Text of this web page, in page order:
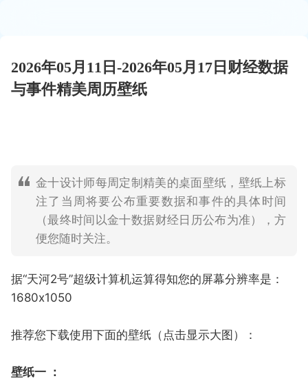
2026年05月11日-2026年05月17日财经数据
与事件精美周历壁纸
金十设计师每周定制精美的桌面壁纸，壁纸上标
注了当周将要公布重要数据和事件的具体时间
（最终时间以金十数据财经日历公布为准），方
便您随时关注。
据“天河2号”超级计算机运算得知您的屏幕分辨率是：
1680x1050
推荐您下载使用下面的壁纸（点击显示大图）：
壁纸一 ：